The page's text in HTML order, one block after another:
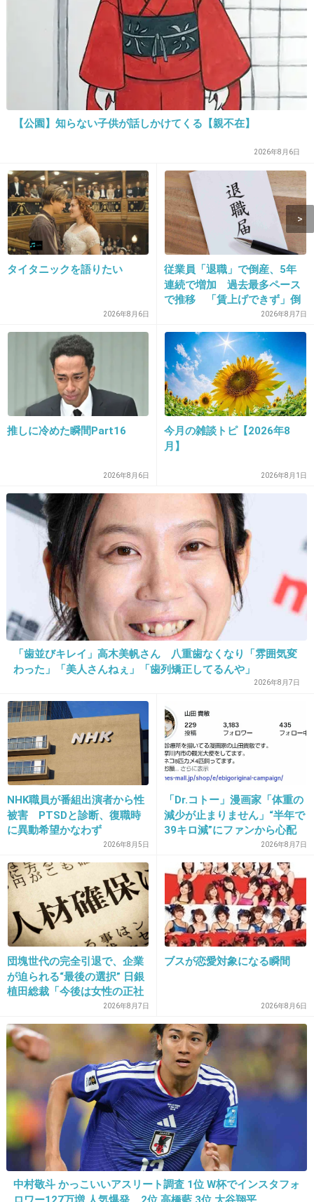
「山でやろう。」分かるわ～
+28
6. トピ主2013/04/03(水) 17:18:18
家でやろう。
出典：img.pics.livedoor.com
家でやろう。
出典：img.pics.livedoor.com
出典：img.pics.livedoor.com
海でやろう。
出典：img.pics.livedoor.com
2013/04/03(水) 17:18:31
駆け込み乗車ワロタｗｗｗ
海でやれよｗｗｗｗ
+71
傘でゴルフのスウィングしてるおっさん多いよ
ねｗ
+19
9. トピ主 2013/04/03(水) 17:18:55
ホームに捨てるなチューインガム
出典：img.pics.livedoor.com
独占者
出典：img.pics.livedoor.com
お忘れ物十八番
出典：img.pics.livedoor.com
+49 -0
2013/04/03(水) 17:19:05
昔のやつは趣があるね！
【公園】知らない子供が話しかけてくる【親不在】
2026年8月6日
タイタニックを語りたい
2026年8月6日
従業員「退職」で倒産、5年
連続で増加 過去最多ペース
で推移 「賃上げできず」倒
2026年8月7日
推しに冷めた瞬間Part16
2026年8月6日
今月の雑談トピ【2026年8
月】
2026年8月1日
「歯並びキレイ」高木美帆さん 八重歯なくなり「雰囲気変
わった」「美人さんねぇ」「歯列矯正してるんや」
2026年8月7日
NHK職員が番組出演者から性
被害 PTSDと診断、復職時
に異動希望かなわず
2026年8月5日
「Dr.コトー」漫画家「体重の
減少が止まりません」“半年で
39キロ減”にファンから心配
2026年8月7日
団塊世代の完全引退で、企業
が迫られる“最後の選択” 日銀
植田総裁「今後は女性の正社
員化と外国人の人材活用が
鍵」
2026年8月7日
ブスが恋愛対象になる瞬間
2026年8月6日
中村敬斗 かっこいいアスリート調査 1位 W杯でインスタフォ
ロワー127万増 人気爆発 …2位 高橋藍 3位 大谷翔平